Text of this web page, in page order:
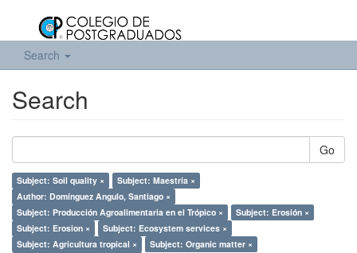
Search
Search
Go
Subject: Soil quality ×
Subject: Maestría ×
Author: Domínguez Angulo, Santiago ×
Subject: Producción Agroalimentaria en el Trópico ×
Subject: Erosión ×
Subject: Erosion ×
Subject: Ecosystem services ×
Subject: Agricultura tropical ×
Subject: Organic matter ×